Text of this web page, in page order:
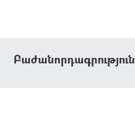
Բաժանորդագրություն